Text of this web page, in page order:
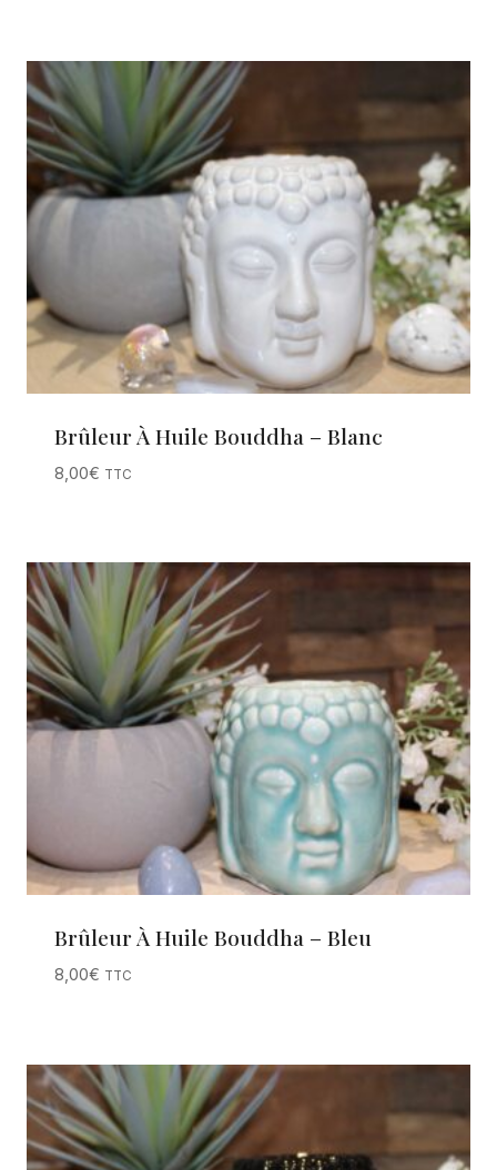
Brûleur À Huile Bouddha – Blanc
8,00€ TTC
Brûleur À Huile Bouddha – Bleu
8,00€ TTC